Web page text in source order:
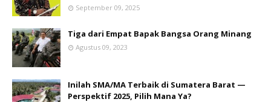
September 09, 2025
Tiga dari Empat Bapak Bangsa Orang Minang
Agustus 09, 2023
Inilah SMA/MA Terbaik di Sumatera Barat —
Perspektif 2025, Pilih Mana Ya?